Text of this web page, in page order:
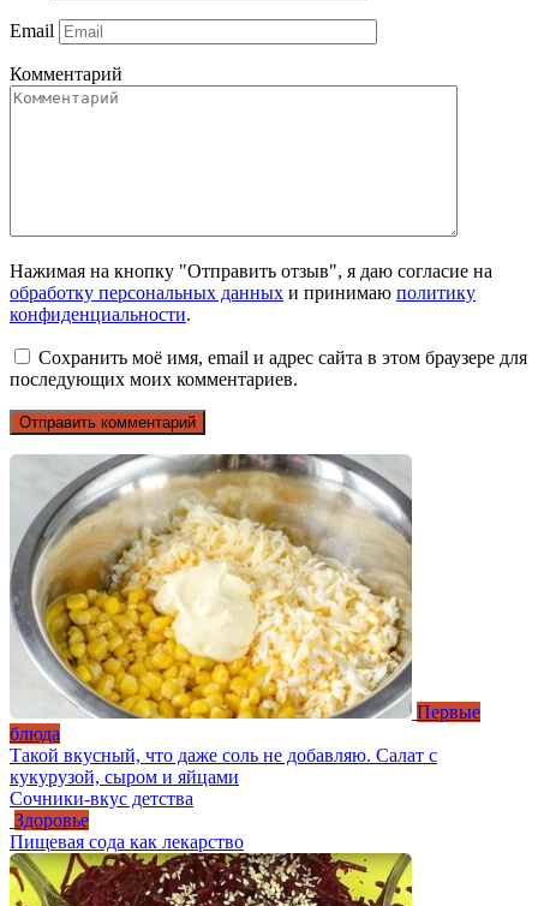
Email
Комментарий
Нажимая на кнопку "Отправить отзыв", я даю согласие на
обработку персональных данных и принимаю политику
конфиденциальности.
Сохранить моё имя, email и адрес сайта в этом браузере для
последующих моих комментариев.
Первые
блюда
Такой вкусный, что даже соль не добавляю. Салат с
кукурузой, сыром и яйцами
Сочники-вкус детства
Здоровье
Пищевая сода как лекарство